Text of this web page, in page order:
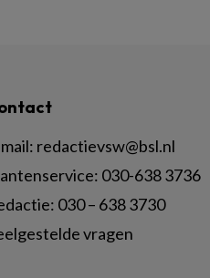
redactievsw@bsl.nl
030-638 3736
030 – 638 3730
vragen